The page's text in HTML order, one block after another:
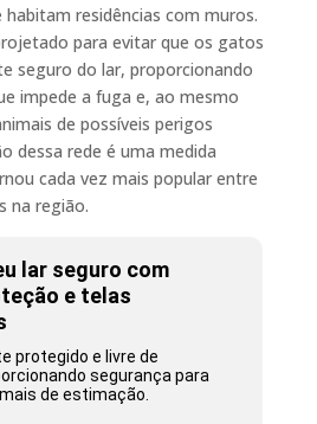
residências com muros.
para evitar que os gatos
seguro do lar, proporcionando
impede a fuga e, ao mesmo
de possíveis perigos
dessa rede é uma medida
cada vez mais popular entre
na região.
lar seguro com
e telas
protegido e livre de
segurança para
de estimação.